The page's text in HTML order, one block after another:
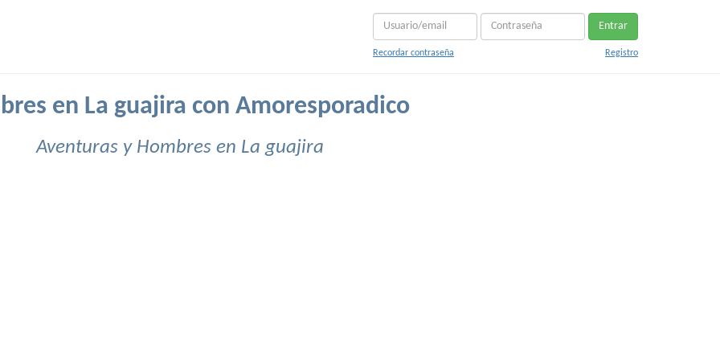
Entrar
Recordar contraseña Registro
en La guajira con Amoresporadico
Aventuras y Hombres en La guajira